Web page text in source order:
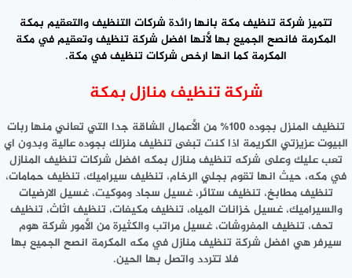
تتميز شركة تنظيف مكة بانها رائدة شركات التنظيف والتعقيم بمكة
المكرمة فانصح الجميع بها لأنها افضل شركة تنظيف وتعقيم في مكة
المكرمة كما انها ارخص شركات تنظيف في مكة.
شركة تنظيف منازل بمكة
تنظيف المنزل بجوده 100% من الأعمال الشاقة جدا التي تعاني منها ربات
البيوت عزيزتي الكريمة اذا كنت تبغى تنظيف منزلك بجوده عالية وبدون اي
تعب عليك وعلى شركه تنظيف منازل بمكه افضل شركات تنظيف المنازل
في مكه، حيث انها تقوم بجلي الرخام، تنظيف سيراميك، تنظيف حمامات،
تنظيف مطابخ، تنظيف ستائر، غسيل سجاد وموكيت، غسيل الارضيات
والسيراميك، غسيل خزانات المياه، تنظيف مكيفات، تنظيف اثاث، تنظيف
تحف، تنظيف المفروشات، غسيل مراتب والكثيرة من الأمور شركة هوم
سيرفر هي افضل شركة تنظيف منازل في مكه المكرمة انصح الجميع بها
فلا تتردد واتصل بها الحين.